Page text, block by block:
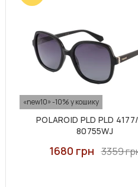
«new10» -10% у кошику
POLAROID PLD PLD
80755WJ
1680 грн 3359